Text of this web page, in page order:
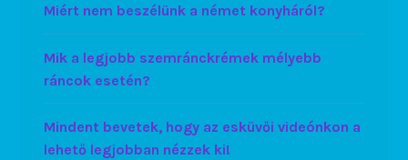
Miért nem beszélünk a német konyháról?
Mik a legjobb szemránckrémek mélyebb
ráncok esetén?
Mindent bevetek, hogy az esküvői videónkon a
lehető legjobban nézzek ki!